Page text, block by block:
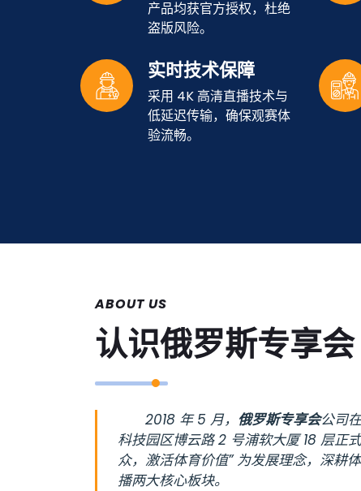
产品均获官方授权，杜绝
盗版风险。
实时技术保障
采用 4K 高清直播技术与
低延迟传输，确保观赛体
验流畅。
ABOUT US
认识俄罗斯专享会
2018 年 5 月， 俄罗斯专享会公司
科技园区博云路 2 号浦软大厦 18 层正
众，激活体育价值” 为发展理念，深耕
播两大核心板块。